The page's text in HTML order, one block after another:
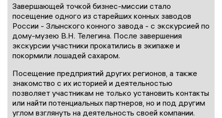
Завершающей точкой бизнес-миссии стало
посещение одного из старейших конных заводов
России - Злынского конного завода - с экскурсией по
дому-музею В.Н. Телегина. После завершения
экскурсии участники прокатились в экипаже и
покормили лошадей сахаром.
Посещение предприятий других регионов, а также
знакомство с их историей и деятельностью
позволяет участникам не только установить контакты
или найти потенциальных партнеров, но и под другим
углом взглянуть на деятельность своей компании.